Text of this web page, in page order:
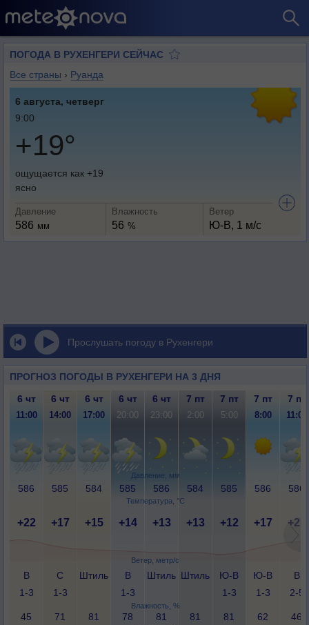
ПОГОДА В РУХЕНГЕРИ СЕЙЧАС
Все страны › Руанда
6 августа, четверг
9:00
+19°
ощущается как +19
ясно
Давление
586 мм
Влажность
56 %
Ветер
Ю-В, 1 м/с
Прослушать погоду в Рухенгери
ПРОГНОЗ ПОГОДЫ В РУХЕНГЕРИ НА 3 ДНЯ
Давление, мм
Температура, °C
Ветер, метр/с
Влажность, %
6 чт 6 чт 6 чт 6 чт 6 чт 7 пт 7 пт 7 пт 7 пт
11:00 14:00 17:00 20:00 23:00 2:00 5:00 8:00 11:00
586 585 584 585 586 584 585 586 586
+22 +17 +15 +14 +13 +13 +12 +17 +21
В
1-3
С
1-3
Штиль
В
1-3
Штиль Штиль
Ю-В
1-3
Ю-В
1-3
В
2-5
45 71 81 78 81 81 81 62 46